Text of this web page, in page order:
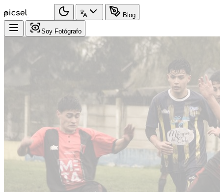
Blog
Soy Fotógrafo